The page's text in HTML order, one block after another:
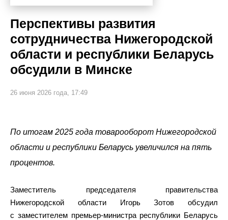
Перспективы развития
сотрудничества Нижегородской
области и республики Беларусь
обсудили в Минске
26 июня 2026 года, 17:49
По итогам 2025 года товарооборот Нижегородской
области и республики Беларусь увеличился на пять
процентов.
Заместитель председателя правительства
Нижегородской области Игорь Зотов обсудил
с заместителем премьер-министра республики Беларусь